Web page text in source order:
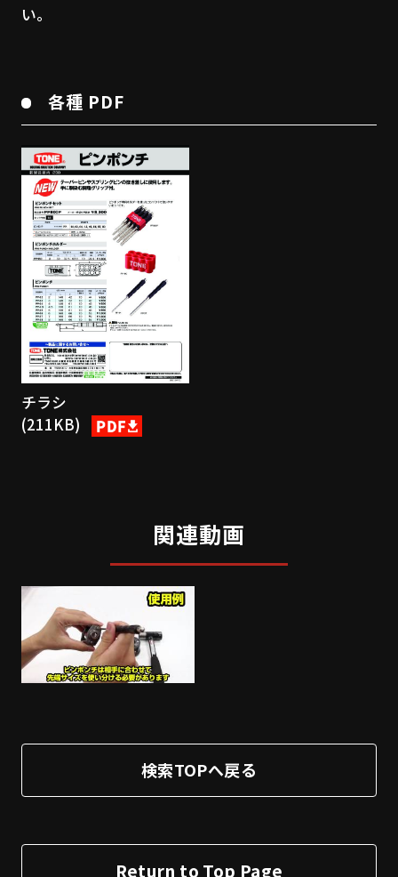
い。
各種 PDF
チラシ
(211KB)
関連動画
検索TOPへ戻る
Return to Top Page